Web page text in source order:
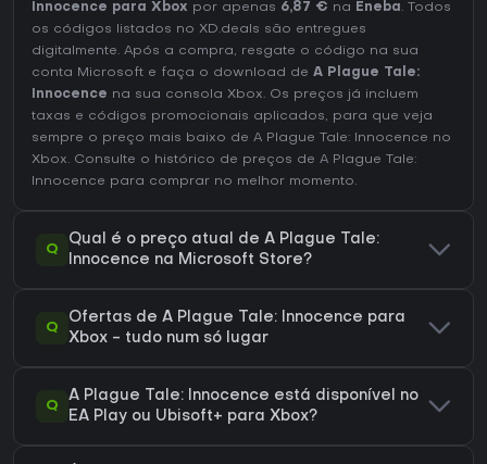
Innocence para Xbox por apenas 6,87 € na Eneba . Todos
os códigos listados no XD.deals são entregues
digitalmente. Após a compra, resgate o código na sua
conta Microsoft e faça o download de A Plague Tale:
Innocence na sua consola Xbox. Os preços já incluem
taxas e códigos promocionais aplicados, para que veja
sempre o preço mais baixo de A Plague Tale: Innocence no
Xbox. Consulte o histórico de preços de A Plague Tale:
Innocence para comprar no melhor momento.
Q
Qual é o preço atual de A Plague Tale:
Innocence na Microsoft Store?
Q
Ofertas de A Plague Tale: Innocence para
Xbox - tudo num só lugar
Q
A Plague Tale: Innocence está disponível no
EA Play ou Ubisoft+ para Xbox?